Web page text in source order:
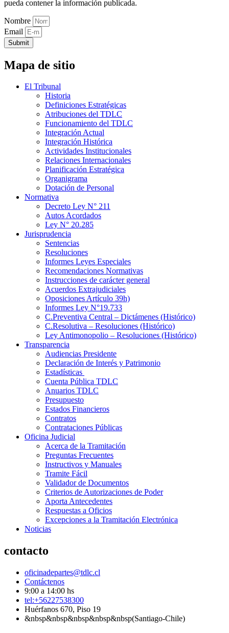
pueda contener la información publicada.
Nombre
Email
Submit
Mapa de sitio
El Tribunal
Historia
Definiciones Estratégicas
Atribuciones del TDLC
Funcionamiento del TDLC
Integración Actual
Integración Histórica
Actividades Institucionales
Relaciones Internacionales
Planificación Estratégica
Organigrama
Dotación de Personal
Normativa
Decreto Ley N° 211
Autos Acordados
Ley N° 20.285
Jurisprudencia
Sentencias
Resoluciones
Informes Leyes Especiales
Recomendaciones Normativas
Instrucciones de carácter general
Acuerdos Extrajudiciales
Oposiciones Artículo 39h)
Informes Ley N°19.733
C.Preventiva Central – Dictámenes (Histórico)
C.Resolutiva – Resoluciones (Histórico)
Ley Antimonopolio – Resoluciones (Histórico)
Transparencia
Audiencias Presidente
Declaración de Interés y Patrimonio
Estadísticas
Cuenta Pública TDLC
Anuarios TDLC
Presupuesto
Estados Financieros
Contratos
Contrataciones Públicas
Oficina Judicial
Acerca de la Tramitación
Preguntas Frecuentes
Instructivos y Manuales
Tramite Fácil
Validador de Documentos
Criterios de Autorizaciones de Poder
Aporta Antecedentes
Respuestas a Oficios
Excepciones a la Tramitación Electrónica
Noticias
contacto
oficinadepartes@tdlc.cl
Contáctenos
9:00 a 14:00 hs
tel:+56227538300
Huérfanos 670, Piso 19
&nbsp&nbsp&nbsp&nbsp&nbsp(Santiago-Chile)